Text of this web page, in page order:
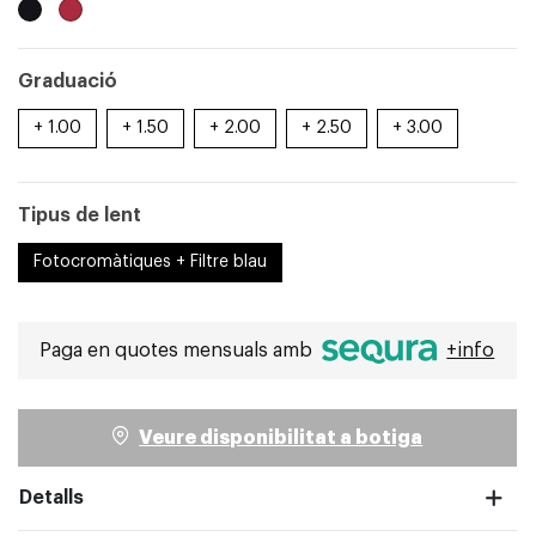
completa
Graduació
+ 1.00 + 1.50 + 2.00 + 2.50 + 3.00
Tipus de lent
Fotocromàtiques + Filtre blau
Paga en quotes mensuals amb +info
Veure disponibilitat a botiga
Detalls